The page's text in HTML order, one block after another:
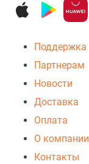
Поддержка
Партнерам
Новости
Доставка
Оплата
О компании
Контакты